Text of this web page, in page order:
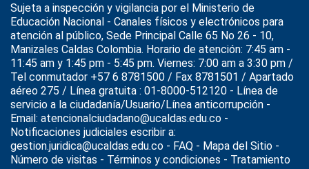
Sujeta a inspección y vigilancia por el Ministerio de
Educación Nacional - Canales físicos y electrónicos para
atención al público, Sede Principal Calle 65 No 26 - 10,
Manizales Caldas Colombia. Horario de atención: 7:45 am -
11:45 am y 1:45 pm - 5:45 pm. Viernes: 7:00 am a 3:30 pm /
Tel conmutador +57 6 8781500 / Fax 8781501 / Apartado
aéreo 275 / Línea gratuita : 01-8000-512120 - Línea de
servicio a la ciudadanía/Usuario/Línea anticorrupción -
Email: atencionalciudadano@ucaldas.edu.co -
Notificaciones judiciales escribir a:
gestion.juridica@ucaldas.edu.co - FAQ - Mapa del Sitio -
Número de visitas - Términos y condiciones - Tratamiento